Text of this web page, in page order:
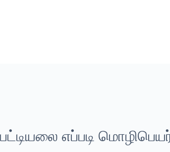
எப்படி